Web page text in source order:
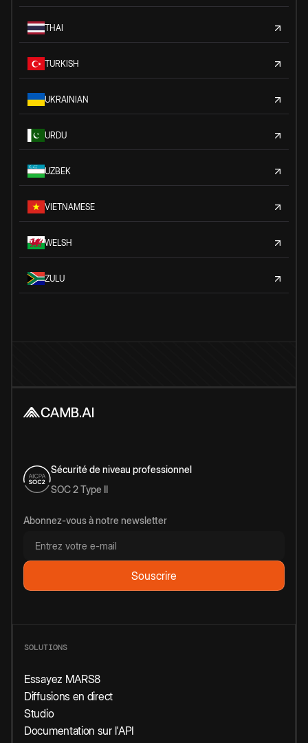
THAI
TURKISH
UKRAINIAN
URDU
UZBEK
VIETNAMESE
WELSH
ZULU
Sécurité de niveau professionnel
SOC 2 Type II
Abonnez-vous à notre newsletter
SOLUTIONS
Essayez MARS8
Diffusions en direct
Studio
Documentation sur l'API